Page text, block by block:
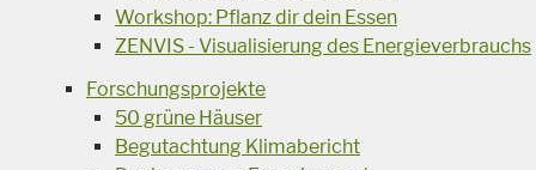
Workshop: Pflanz dir dein Essen
ZENVIS - Visualisierung des Energieverbrauchs
Forschungsprojekte
50 grüne Häuser
Begutachtung Klimabericht